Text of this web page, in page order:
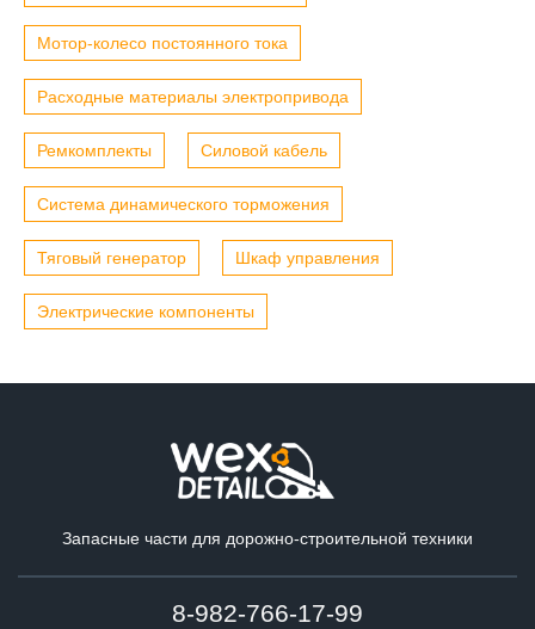
Мотор-колесо постоянного тока
Расходные материалы электропривода
Ремкомплекты Силовой кабель
Система динамического торможения
Тяговый генератор Шкаф управления
Электрические компоненты
Запасные части для дорожно-строительной техники
8-982-766-17-99